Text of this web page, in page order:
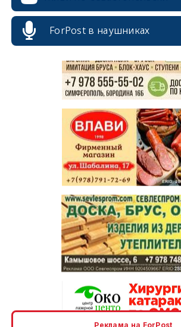
ForPost в наушниках
Реклама на ForPost